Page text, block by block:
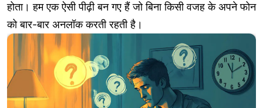
होता। हम एक ऐसी पीढ़ी बन गए हैं जो बिना किसी वजह के अपने फोन
को बार-बार अनलॉक करती रहती है।